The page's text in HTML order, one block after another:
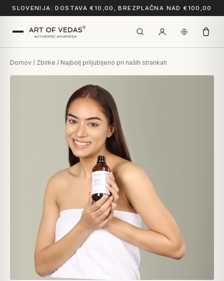
SLOVENIJA: DOSTAVA €10,00, BREZPLAČNA NAD €100,00
Domov / Zbirke / Najbolj priljubljeno pri naših strankah